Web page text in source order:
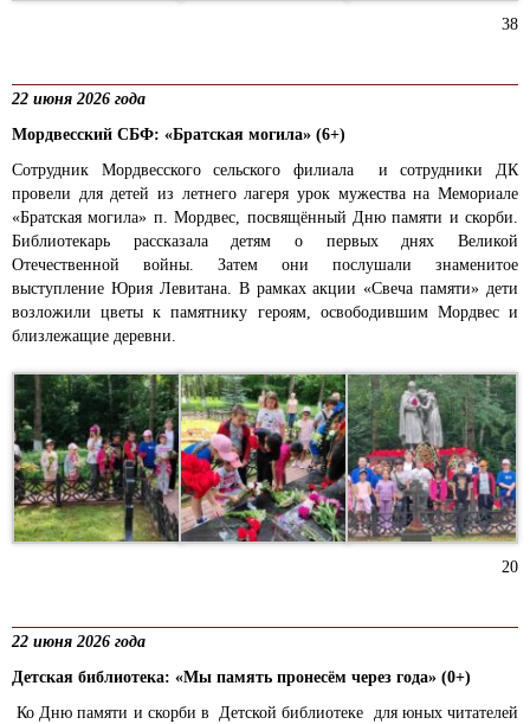
38
22 июня 2026 года
Мордвесский СБФ: «Братская могила» (6+)
Сотрудник Мордвесского сельского филиала и сотрудники ДК
провели для детей из летнего лагеря урок мужества на Мемориале
«Братская могила» п. Мордвес, посвящённый Дню памяти и скорби.
Библиотекарь рассказала детям о первых днях Великой
Отечественной войны. Затем они послушали знаменитое
выступление Юрия Левитана. В рамках акции «Свеча памяти» дети
возложили цветы к памятнику героям, освободившим Мордвес и
близлежащие деревни.
20
22 июня 2026 года
Детская библиотека: «Мы память пронесём через года» (0+)
Ко Дню памяти и скорби в Детской библиотеке для юных читателей